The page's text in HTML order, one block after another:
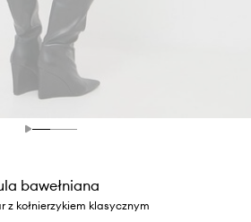
bawełniana
z kołnierzykiem klasycznym